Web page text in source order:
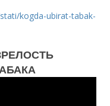
kogda-ubirat-tabak-